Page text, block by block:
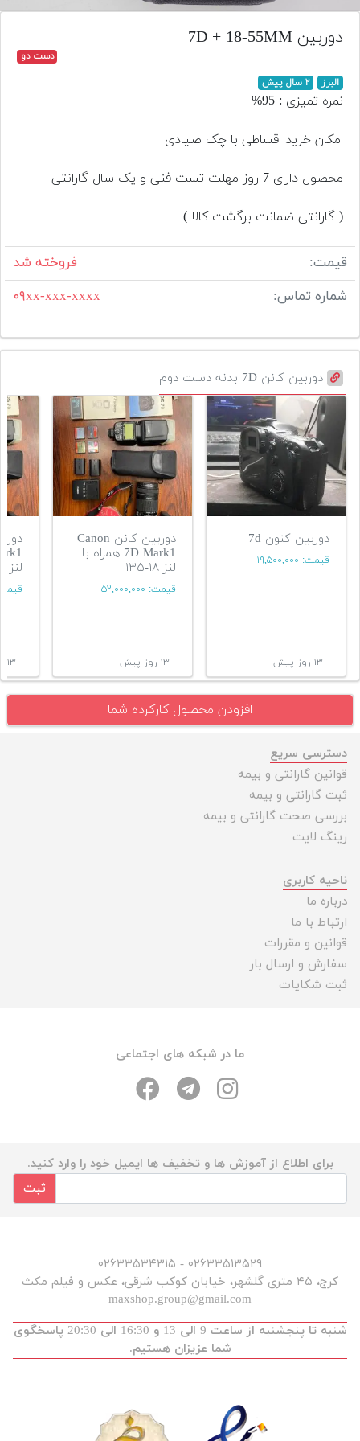
تجهیزات
مکث
افزودن
دست
دوم
لیست
دوربین
بله
دوربین 7D + 18-55MM
دست دو
البرز ۲ سال پیش
نمره تمیزی : 95%
امکان خرید اقساطی با چک صیادی
محصول دارای 7 روز مهلت تست فنی و یک سال گارانتی
( گارانتی ضمانت برگشت کالا )
قیمت:
فروخته شد
شماره تماس:
۰۹xx-xxx-xxxx
دوربین کانن 7D بدنه دست دوم
دوربین کنون 7d
قیمت: ۱۹,۵۰۰,۰۰۰
۱۳ روز پیش
دوربین کانن Canon
7D Mark1 همراه با
لنز ۱۸-۱۳۵
قیمت: ۵۲,۰۰۰,۰۰۰
۱۳ روز پیش
لنز ۱۸-۱۳۵
۱۳ روز پیش
افزودن محصول کارکرده شما
دسترسی سریع
قوانین گارانتی و بیمه
ثبت گارانتی و بیمه
بررسی صحت گارانتی و بیمه
رینگ لایت
ناحیه کاربری
درباره ما
ارتباط با ما
قوانین و مقررات
سفارش و ارسال بار
ثبت شکایات
ما در شبکه های اجتماعی
برای اطلاع از آموزش ها و تخفیف ها ایمیل خود را وارد کنید.
ثبت
۰۲۶۳۳۵۱۳۵۲۹ - ۰۲۶۳۳۵۳۴۳۱۵
کرج، ۴۵ متری گلشهر، خیابان کوکب شرقی، عکس و فیلم مکث
maxshop.group@gmail.com
شنبه تا پنجشنبه از ساعت 9 الی 13 و 16:30 الی 20:30 پاسخگوی
شما عزیزان هستیم.